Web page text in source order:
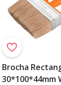
Brocha
30*100*44mm